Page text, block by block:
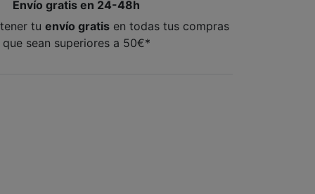
Envío gratis en 24-48h
tu envío gratisen todas tus compras
que sean superiores a 50€*